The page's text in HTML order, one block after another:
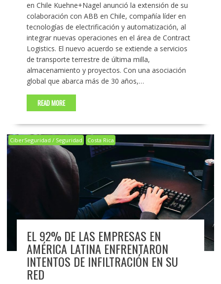
en Chile Kuehne+Nagel anunció la extensión de su
colaboración con ABB en Chile, compañía líder en
tecnologías de electrificación y automatización, al
integrar nuevas operaciones en el área de Contract
Logistics. El nuevo acuerdo se extiende a servicios
de transporte terrestre de última milla,
almacenamiento y proyectos. Con una asociación
global que abarca más de 30 años,…
READ MORE
CiberSeguridad / Seguridad Costa Rica
EL 92% DE LAS EMPRESAS EN
AMÉRICA LATINA ENFRENTARON
INTENTOS DE INFILTRACIÓN EN SU
RED